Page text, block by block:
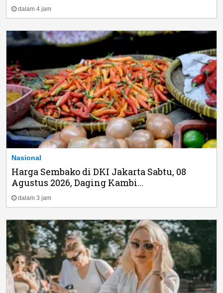
dalam 4 jam
Nasional
Harga Sembako di DKI Jakarta Sabtu, 08
Agustus 2026, Daging Kambi...
dalam 3 jam